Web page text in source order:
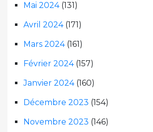
Mai 2024(131)
Avril 2024(171)
Mars 2024(161)
Février 2024(157)
Janvier 2024(160)
Décembre 2023 (154)
Novembre 2023 (146)